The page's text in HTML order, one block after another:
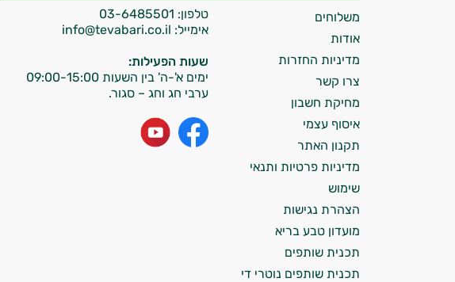
טלפון: 03-6485501
אימייל:
שעות הפעילות:
ימים א'-ה' בין השעות 09:00-15:00
ערבי חג וחג – סגור.
משלוחים
אודות
מדיניות החזרות
צרו קשר
מחיקת חשבון
איסוף עצמי
תקנון האתר
מדיניות פרטיות ותנאי
שימוש
הצהרת נגישות
מועדון טבע בריא
תכנית שותפים
תכנית שותפים נוטרי די
התשובות שלי מבוססות על מאגרי מידע קליניים
וספרות מקצועית בתחומי הרפואה הטבעית
ותזונת הספורט.
אני כאן כדי לעזור לך להתאים את תוספי
התזונה ומוצרי הבריאות המדויקים למטרות
ולמצב הגופני שלך, ולהסביר לך אילו רכיבים
עובדים יחד כדי למקסם תוצאות גם בחיי היום
המטרה שלי היא להתאים עבורך המלצות
אישיות מבוססות מדעית.
זה הזמן להתחיל. איך אוכל לעזור?